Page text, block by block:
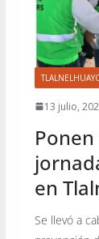
13 julio,
en
Se llevó a